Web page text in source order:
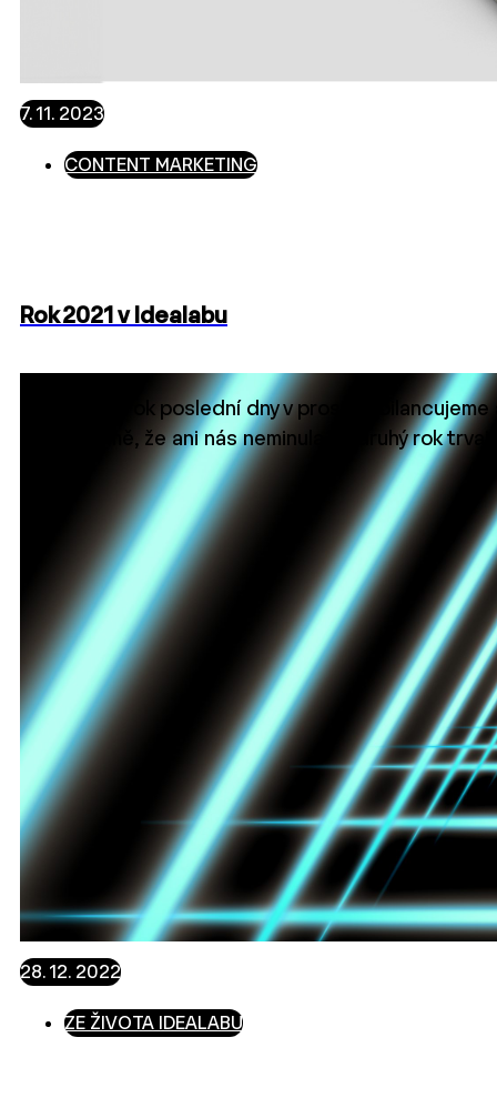
7. 11. 2023
CONTENT MARKETING
28. 12. 2022
ZE ŽIVOTA IDEALABU
Rok 2021 v Idealabu
Jako každý rok poslední dny v prosinci
Samozřejmě, že ani nás neminula už druhý rok